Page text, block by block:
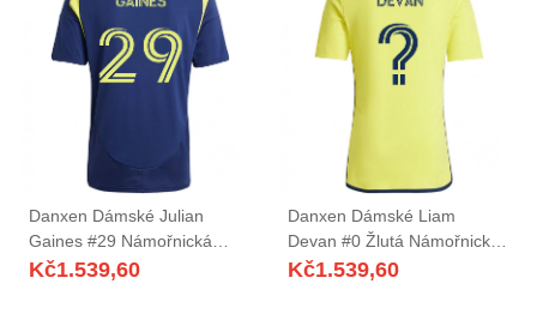
Danxen Dámské Julian
Gaines #29 Námořnická
Modrá Žlutá Daleko Hráčské
Kč1.539,60
Danxen Dámské Liam
Devan #0 Žlutá Námořnická
Modrá Domů Hráčské Dresy
Kč1.539,60